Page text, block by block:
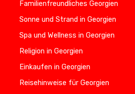
Familienfreundliches Georgien
Sonne und Strand in Georgien
Spa und Wellness in Georgien
Religion in Georgien
Einkaufen in Georgien
Reisehinweise für Georgien